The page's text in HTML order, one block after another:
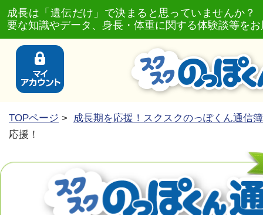
成長は「遺伝だけ」で決まると思っていませんか
要な知識やデータ、身長・体重に関する体験談等を
TOPページ > 成長期を応援！スクスクのっぽくん通信簿
応援！